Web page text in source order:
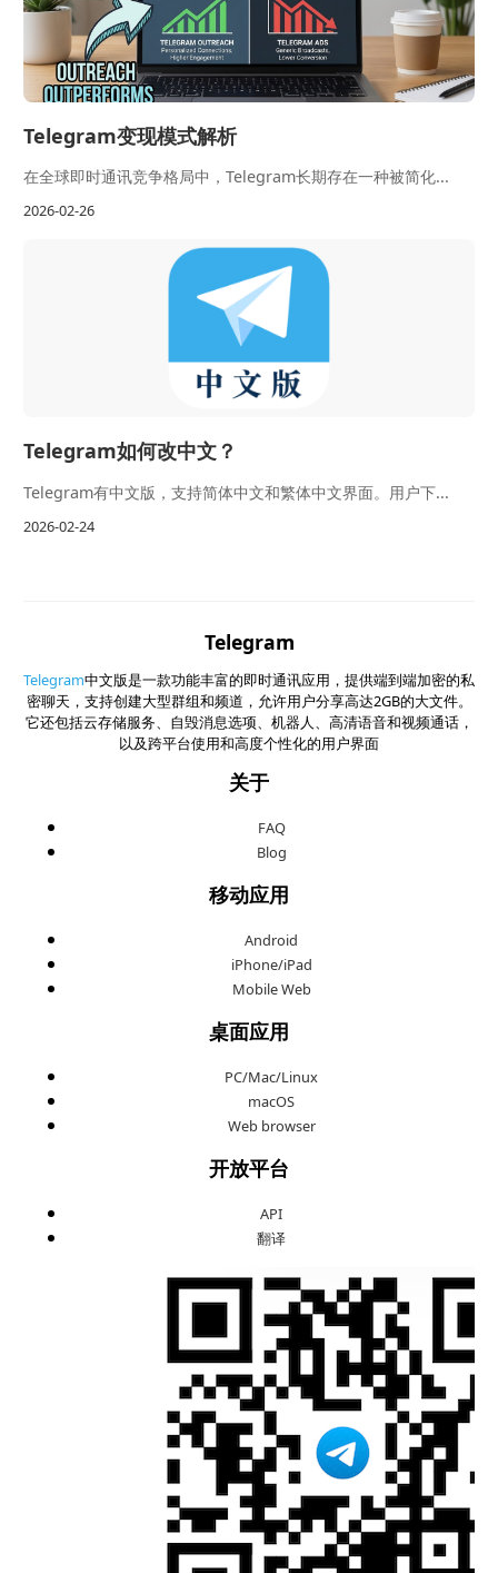
Telegram变现模式解析
在全球即时通讯竞争格局中，Telegram长期存在一种被简化...
2026-02-26
Telegram如何改中文？
Telegram有中文版，支持简体中文和繁体中文界面。用户下...
2026-02-24
Telegram
Telegram中文版是一款功能丰富的即时通讯应用，提供端到端加密的私
密聊天，支持创建大型群组和频道，允许用户分享高达2GB的大文件。
它还包括云存储服务、自毁消息选项、机器人、高清语音和视频通话，
以及跨平台使用和高度个性化的用户界面
关于
FAQ
Blog
移动应用
Android
iPhone/iPad
Mobile Web
桌面应用
PC/Mac/Linux
macOS
Web browser
开放平台
API
翻译